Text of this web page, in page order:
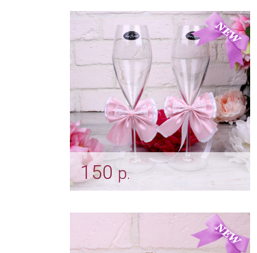
«Узоры» пепельная роза
Арт: sun_0174_пеп.роза
150р.
"Пепельно-розовое" на
Арт: bok_0042